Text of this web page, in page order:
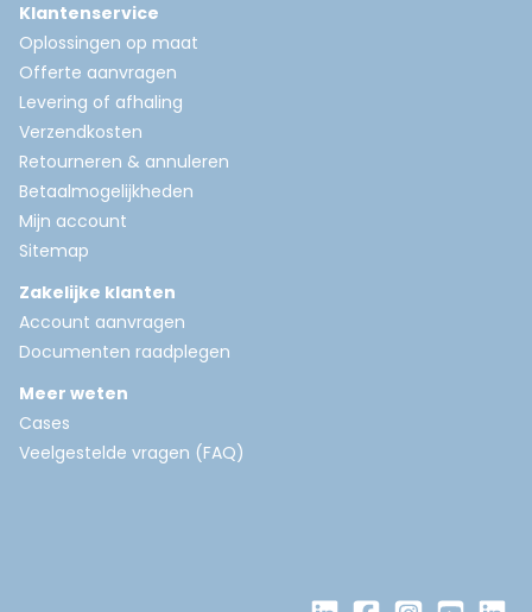
Klantenservice
Oplossingen op maat
Offerte aanvragen
Levering of afhaling
Verzendkosten
Retourneren & annuleren
Betaalmogelijkheden
Mijn account
Sitemap
Zakelijke klanten
Account aanvragen
Documenten raadplegen
Meer weten
Cases
Veelgestelde vragen (FAQ)